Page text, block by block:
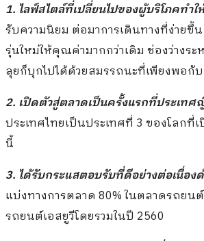
1. ไลฟ์สไตล์ที่เปลี่ยนไปของผู้บริโภคทำใ
รับความนิยม ต่อมาการเดินทางที่ง่ายขึ้
รุ่นใหม่ให้คุณค่ามากกว่าเดิม ช่องว่างร
ลุยก็บุกไปได้ด้วยสมรรถนะที่เพียงพอกั
2. เปิดตัวสู่ตลาดเป็นครั้งแรกที่ประเท
ประเทศไทยเป็นประเทศที่ 3 ของโลก
นี้
3. ได้รับกระแสตอบรับที่ดีอย่างต่อเนื่อง
แบ่งทางการตลาด 80% ในตลาดรถย
รถยนต์เอสยูวีโดยรวมในปี 2560